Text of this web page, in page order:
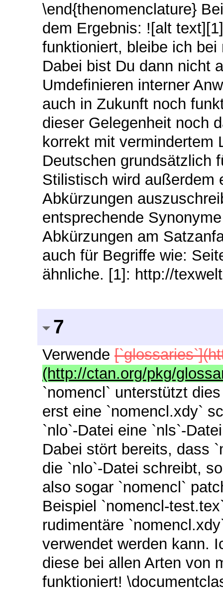
\end{thenomenclature}
dem Ergebnis: ![alt
funktioniert, bleibe ich
Dabei bist Du dann nicht
Umdefinieren interner
auch in Zukunft noch
dieser Gelegenheit noch
korrekt mit vermindertem
Deutschen grundsätzlich
Stilistisch wird außerdem
Abkürzungen
entsprechende
Abkürzungen am
auch für Begriffe wie:
ähnliche. [1]: http://
7
Verwende
(http://ctan.org/pkg/
`nomencl` unterstützt
erst eine `nomencl.xdy`
`nlo`-Datei eine `nls`-
Dabei stört bereits, dass
die `nlo`-Datei schreibt,
also sogar `nomencl`
Beispiel `nomencl-
rudimentäre
verwendet werden kann.
diese bei allen Arten von
funktioniert!